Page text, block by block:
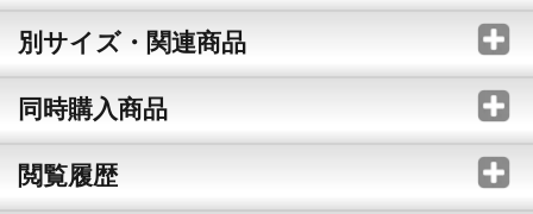
別サイズ・関連商品
同時購入商品
閲覧履歴